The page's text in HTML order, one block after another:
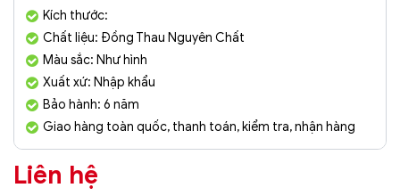
Kích thước:
Chất liệu: Đồng Thau Nguyên Chất
Màu sắc: Như hình
Xuất xứ: Nhập khẩu
Bảo hành: 6 năm
Giao hàng toàn quốc, thanh toán, kiểm tra, nhận hàng
Liên hệ